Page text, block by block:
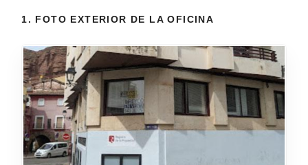
1. FOTO EXTERIOR DE LA OFICINA